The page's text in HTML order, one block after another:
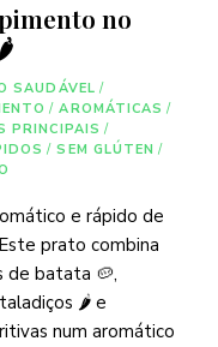
no
SAUDÁVEL /
/ AROMÁTICAS /
PRINCIPAIS /
/ SEM GLÚTEN /
e rápido de
prato combina
de batata 🥔,
🌶️ e
num aromático